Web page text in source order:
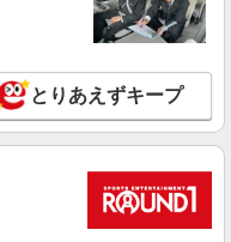
とりあえずキープ